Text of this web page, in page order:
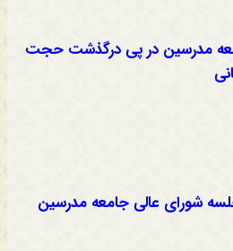
مدرسین در پی درگذشت حجت
شورای عالی جامعه مدرسین